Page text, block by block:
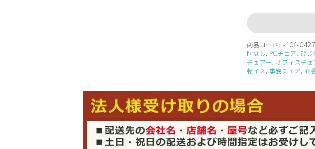
商品コード:s10f-
肘なし, PCチェア, ひじ
チェアー, オフィスチェ
転イス, 事務チェア,布